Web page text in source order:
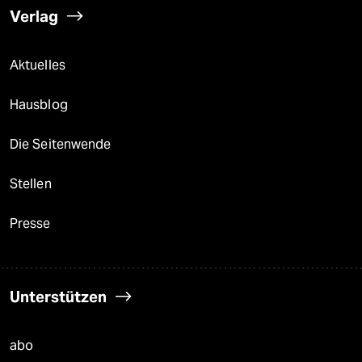
Verlag
Aktuelles
Hausblog
Die Seitenwende
Stellen
Presse
Unterstützen
abo